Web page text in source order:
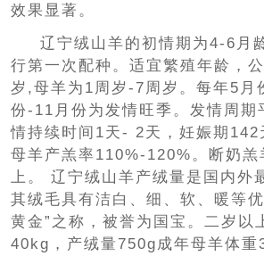
效果显著。
辽宁绒山羊的初情期为4-6月
行第一次配种。适宜繁殖年龄，
岁,母羊为1周岁-7周岁。每年5月
份-11月份为发情旺季。发情周期
情持续时间1天- 2天，妊娠期142
母羊产羔率110%-120%。断奶羔
上。 辽宁绒山羊产绒量是国内外
其绒毛具有洁白、细、软、暖等
黄金”之称，被誉为国宝。二岁以
40kg，产绒量750g成年母羊体重